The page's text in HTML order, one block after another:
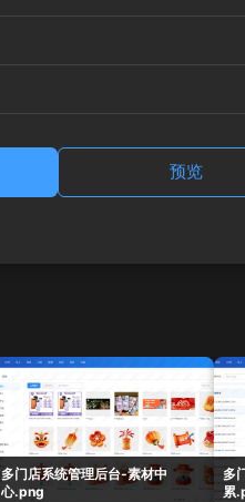
预览
多门店系统管理后台-素材中
心.png
多
累